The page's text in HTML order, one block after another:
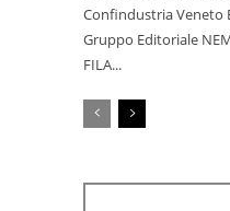
Confindustria Veneto
Gruppo Editoriale
FILA...